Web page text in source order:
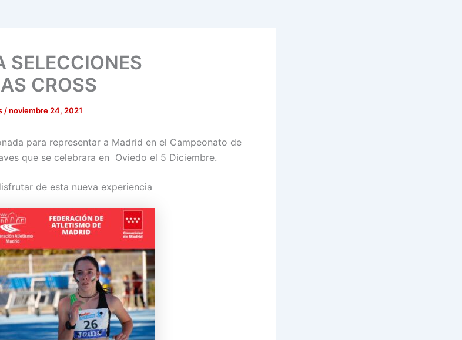
SELECCIONES
CROSS
/noviembre 24, 2021
para representar a Madrid en el Campeonato de
que se celebrara en Oviedo el 5 Diciembre.
de esta nueva experiencia